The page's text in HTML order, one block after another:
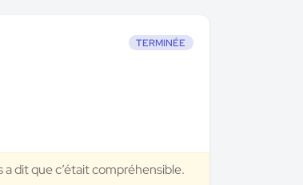
TERMINÉE
dit que c’était compréhensible.